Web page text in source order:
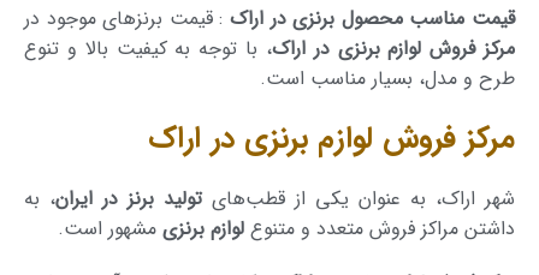
قیمت مناسب محصول برنزی در اراک: قیمت برنزهای موجود در
مرکز فروش لوازم برنزی در اراک، با توجه به کیفیت بالا و تنوع
طرح و مدل، بسیار مناسب است.
مرکز فروش لوازم برنزی در اراک
شهر اراک، به عنوان یکی از قطب‌های تولید برنز در ایران، به
داشتن مراکز فروش متعدد و متنوع لوازم برنزی مشهور است.